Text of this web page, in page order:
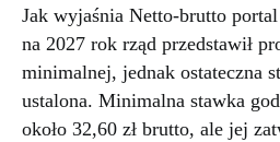
Jak wyjaśnia Netto-brutto
na 2027 rok rząd przedstawił
minimalnej, jednak ostateczna
ustalona. Minimalna stawka
około 32,60 zł brutto, ale jej